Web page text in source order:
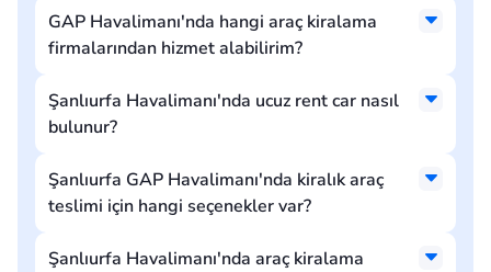
GAP Havalimanı'nda hangi araç kiralama
firmalarından hizmet alabilirim?
Şanlıurfa Havalimanı'nda ucuz rent car nasıl
bulunur?
Şanlıurfa GAP Havalimanı'nda kiralık araç
teslimi için hangi seçenekler var?
Şanlıurfa Havalimanı'nda araç kiralama